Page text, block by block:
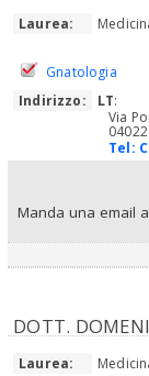
Laurea:
Gnatologia
Indirizzo:
LT:
Via
Tel:
Manda una email
DOTT.
Laurea: